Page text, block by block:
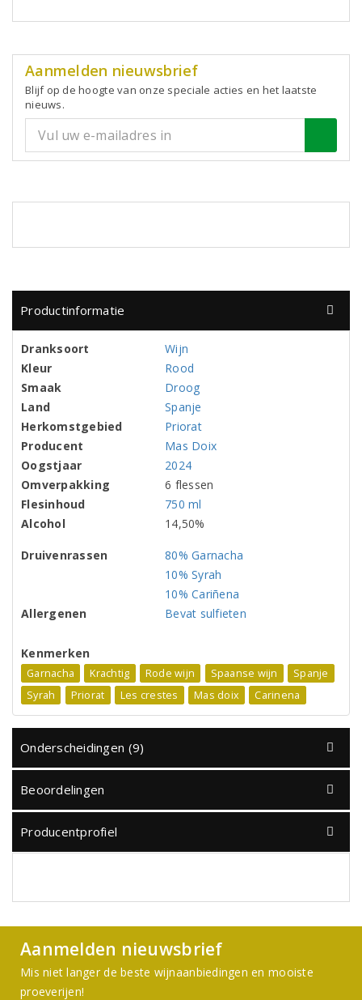
Aanmelden nieuwsbrief
Blijf op de hoogte van onze speciale acties en het laatste
nieuws.
Productinformatie
Dranksoort
Wijn
Kleur
Rood
Smaak
Droog
Land
Spanje
Herkomstgebied
Priorat
Producent
Mas Doix
Oogstjaar
2024
Omverpakking
6 flessen
Flesinhoud
750 ml
Alcohol
14,50%
Druivenrassen
80% Garnacha
10% Syrah
10% Cariñena
Allergenen
Bevat sulfieten
Kenmerken
Garnacha Krachtig Rode wijn Spaanse wijn
Spanje
Syrah
Priorat Les crestes Mas doix Carinena
Onderscheidingen (9)
Beoordelingen
Producentprofiel
Aanmelden nieuwsbrief
Mis niet langer de beste wijnaanbiedingen en mooiste
proeverijen!